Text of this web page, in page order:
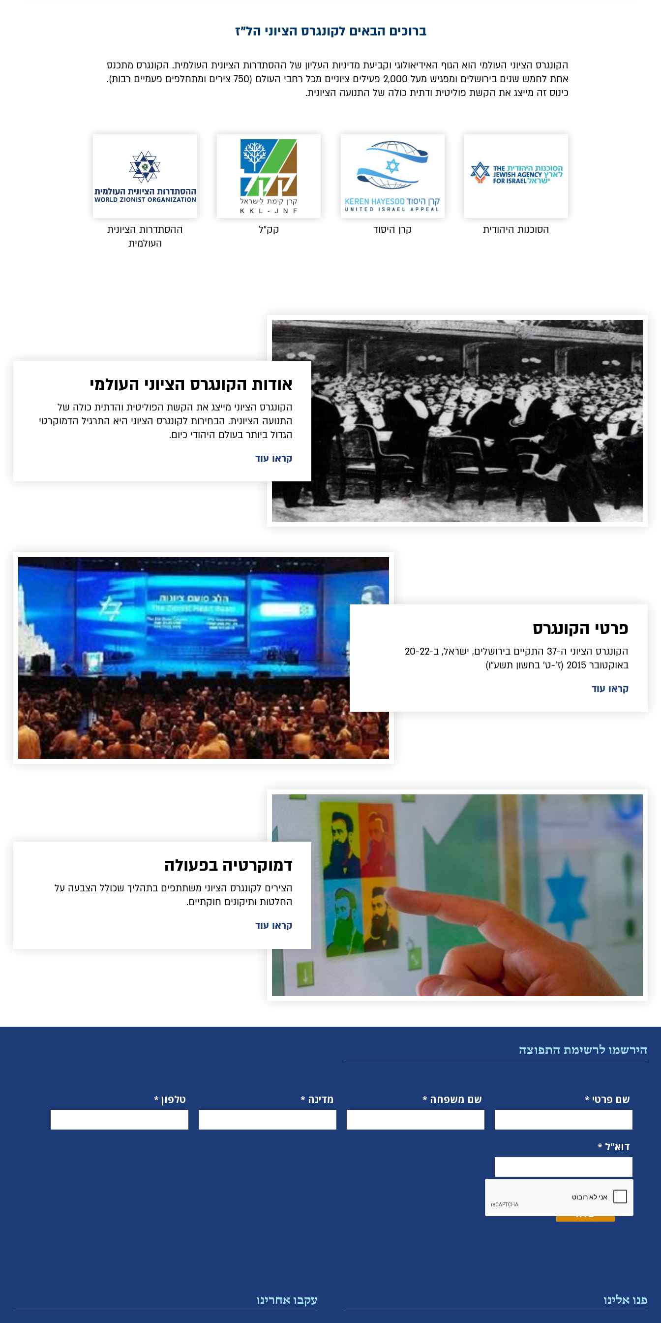
ברוכים הבאים לקונגרס הציוני הל"ז
הקונגרס הציוני העולמי הוא הגוף האידיאולוגי וקביעת מדיניות העליון של ההסתדרות הציונית העולמית. הקונגרס מתכנס
אחת לחמש שנים בירושלים ומפגיש מעל 2,000 פעילים ציוניים מכל רחבי העולם (750 צירים ומתחלפים פעמיים רבות).
כינוס זה מייצג את הקשת פוליטית ודתית כולה של התנועה הציונית.
הסוכנות היהודית קרן היסוד קק"ל
ההסתדרות הציונית
העולמית
אודות הקונגרס הציוני העולמי
הקונגרס הציוני מייצג את הקשת הפוליטית והדתית כולה של
התנועה הציונית. הבחירות לקונגרס הציוני היא התרגיל הדמוקרטי
הגדול ביותר בעולם היהודי כיום.
קראו עוד
פרטי הקונגרס
הקונגרס הציוני ה-37 התקיים בירושלים, ישראל, ב-20-22
באוקטובר 2015 (ז'-ט' בחשון תשע"ו)
קראו עוד
דמוקרטיה בפעולה
הצירים לקונגרס הציוני משתתפים בתהליך שכולל הצבעה על
החלטות ותיקונים חוקתיים.
קראו עוד
הירשמו לרשימת התפוצה
שם פרטי שם משפחה מדינה טלפון
דוא"ל
פנו אלינו עקבו אחרינו